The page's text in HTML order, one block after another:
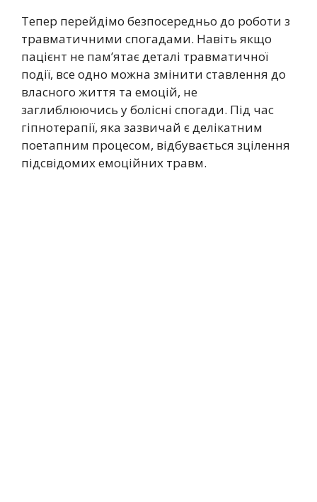
Тепер перейдімо безпосередньо до роботи з
травматичними спогадами. Навіть якщо
пацієнт не пам’ятає деталі травматичної
події, все одно можна змінити ставлення до
власного життя та емоцій, не
заглиблюючись у болісні спогади. Під час
гіпнотерапії, яка зазвичай є делікатним
поетапним процесом, відбувається зцілення
підсвідомих емоційних травм.